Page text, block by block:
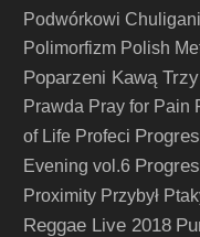
Podwórkowi Chuligani
Polimorfizm Polish
Poparzeni Kawą Trzy
Prawda Pray for Pain
of Life Profeci
Evening vol.6
Proximity Przybył
Reggae Live 2018